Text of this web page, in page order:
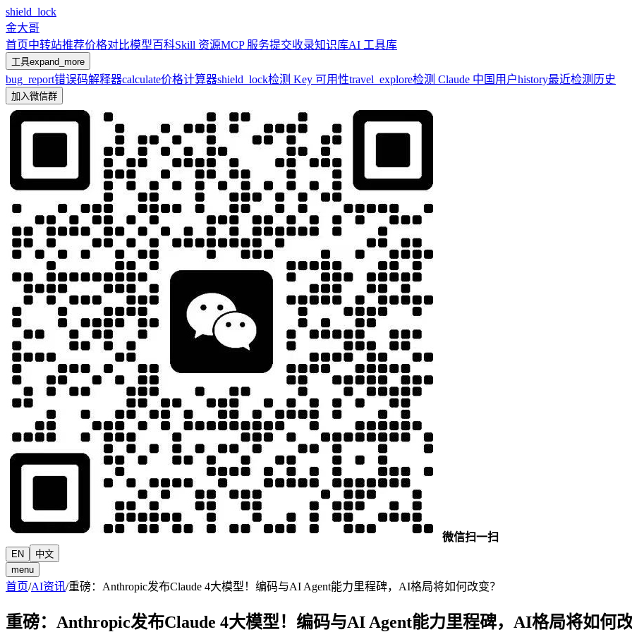
shield_lock
金大哥
首页中转站推荐价格对比模型百科Skill 资源MCP 服务提交收录知识库AI 工具库
工具expand_more
bug_report错误码解释器calculate价格计算器shield_lock检测 Key 可用性travel_explore检测 Claude 中国用户history最近检测历史
加入微信群
微信扫一扫
EN
中文
menu
首页/AI资讯/重磅：Anthropic发布Claude 4大模型！编码与AI Agent能力里程碑，AI格局将如何改变？
重磅：Anthropic发布Claude 4大模型！编码与AI Agent能力里程碑，AI格局将如何